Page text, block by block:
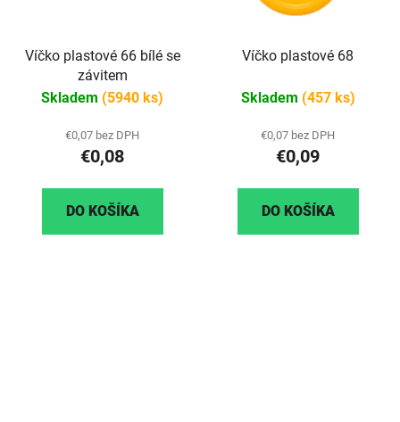
Víčko plastové 66 bílé se
závitem
Skladem (5940 ks)
€0,07 bez DPH
€0,08
DO KOŠÍKA
Víčko plastové 68
Skladem (457 ks)
€0,07 bez DPH
€0,09
DO KOŠÍKA